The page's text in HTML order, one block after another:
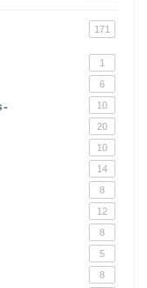
171
1
6
10
20
10
14
8
12
8
5
8